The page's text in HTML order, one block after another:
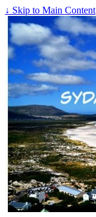
↓ Skip to Main Content